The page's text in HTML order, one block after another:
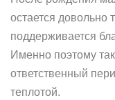
остается довольно
поддерживается
Именно поэтому
ответственный
теплотой.